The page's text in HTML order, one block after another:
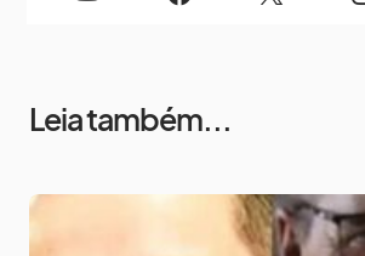
Leia também...